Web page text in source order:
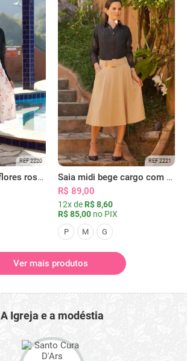
REF 2220
Saia midi branca flores rosas com bolsos
REF 2221
Saia midi bege cargo com bolsos
R$ 89,00
12x de R$ 8,60
R$ 85,00 no PIX
P M G
Ver mais produtos
A Igreja e a modéstia